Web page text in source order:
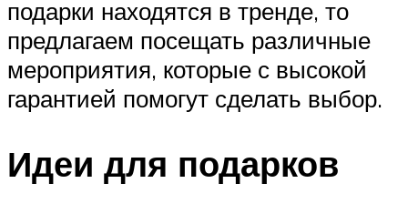
подарки находятся в тренде, то
предлагаем посещать различные
мероприятия, которые с высокой
гарантией помогут сделать выбор.
Идеи для подарков